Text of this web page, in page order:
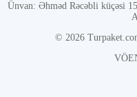
Ünvan: Əhməd Rəcəbli küçəsi
© 2026